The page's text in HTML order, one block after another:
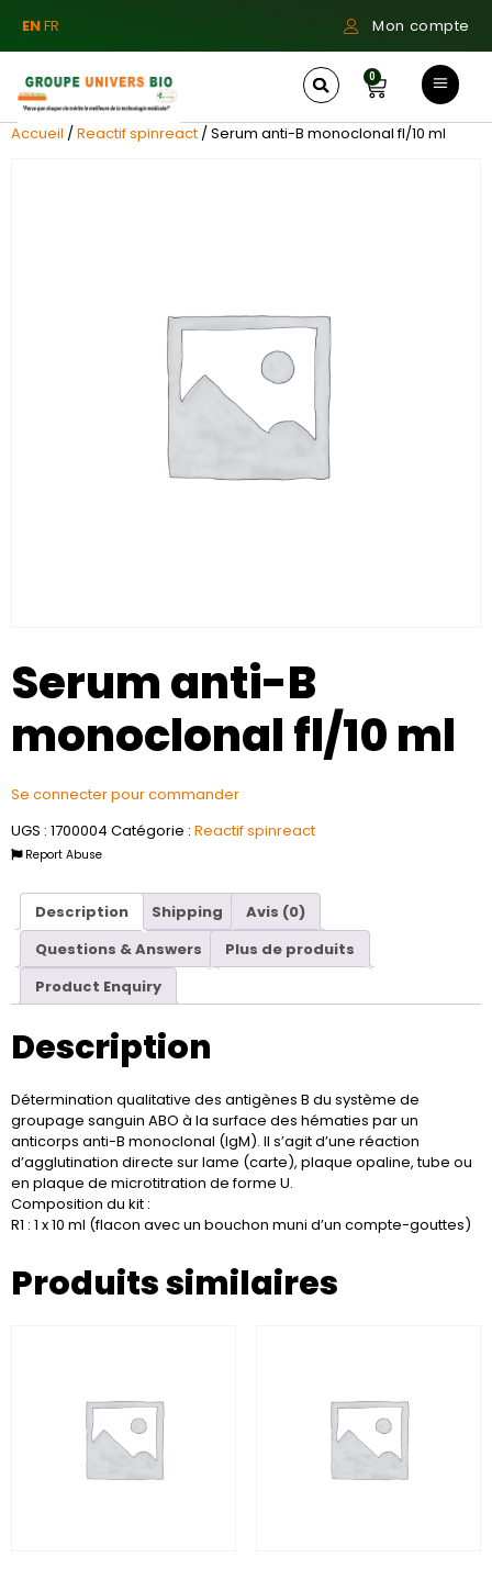
ENFR Mon compte
0
Accueil /Reactif spinreact / Serum anti-B monoclonal fl/10 ml
Serum anti-B
monoclonal fl/10 ml
Se connecter pour commander
UGS : 1700004 Catégorie : Reactif spinreact
Report Abuse
Description Shipping
Avis (0)
Questions & Answers
Plus de produits
Product Enquiry
Description
Détermination qualitative des antigènes B du système de
groupage sanguin ABO à la surface des hématies par un
anticorps anti-B monoclonal (IgM). Il s’agit d’une réaction
d’agglutination directe sur lame (carte), plaque opaline, tube ou
en plaque de microtitration de forme U.
Composition du kit :
R1 : 1 x 10 ml (flacon avec un bouchon muni d’un compte-gouttes)
Produits similaires